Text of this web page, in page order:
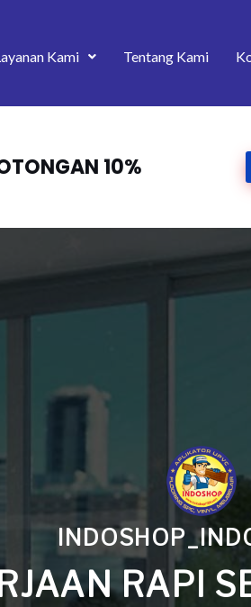
Kami Tentang Kami
10%
JAMINAN